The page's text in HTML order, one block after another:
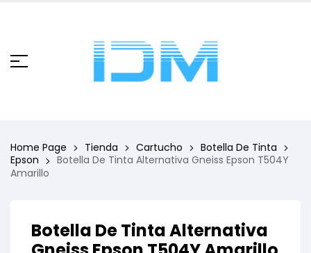
Home Page Tienda Cartucho
Botella De Tinta
Epson
Botella De Tinta Alternativa Gneiss Epson T504Y
Amarillo
Botella De Tinta Alternativa